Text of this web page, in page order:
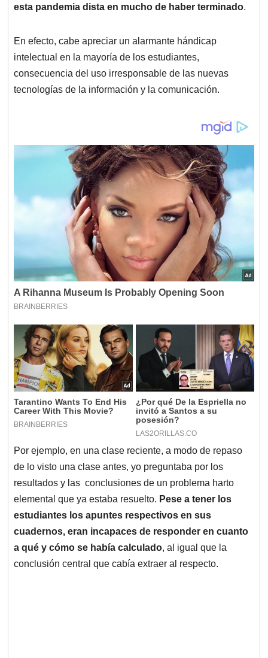
esta pandemia dista en mucho de haber terminado.
En efecto, cabe apreciar un alarmante hándicap
intelectual en la mayoría de los estudiantes,
consecuencia del uso irresponsable de las nuevas
tecnologías de la información y la comunicación.
Por ejemplo, en una clase reciente, a modo de repaso
de lo visto una clase antes, yo preguntaba por los
resultados y las conclusiones de un problema harto
elemental que ya estaba resuelto. Pese a tener los
estudiantes los apuntes respectivos en sus
cuadernos, eran incapaces de responder en cuanto
a qué y cómo se había calculado, al igual que la
conclusión central que cabía extraer al respecto.